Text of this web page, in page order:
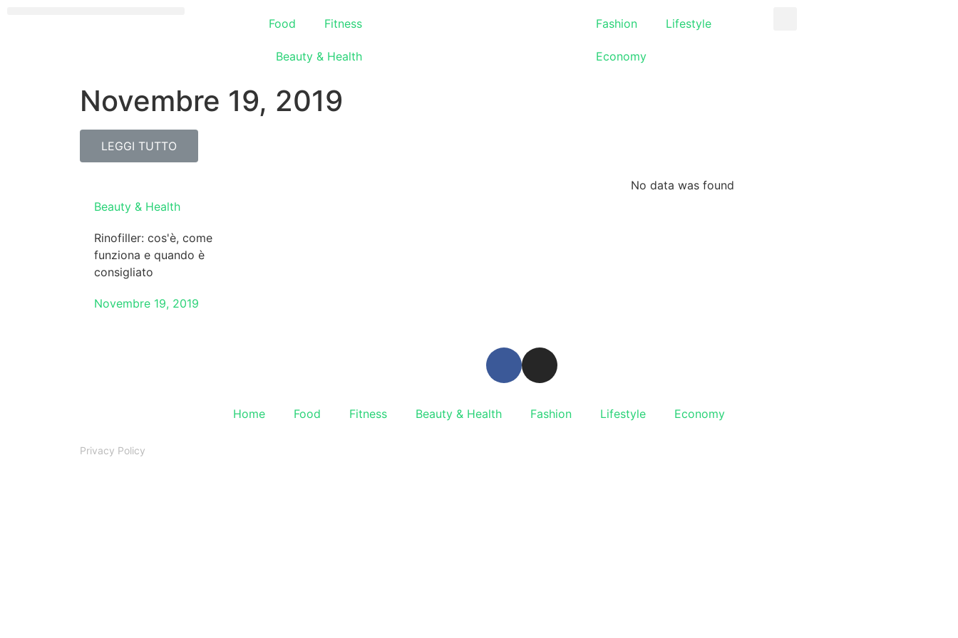
Food Fitness
Beauty & Health
Fashion Lifestyle
Economy
Novembre 19, 2019
LEGGI TUTTO
Beauty & Health
Rinofiller: cos'è, come
funziona e quando è
consigliato
Novembre 19, 2019
No data was found
Home Food Fitness Beauty & Health Fashion Lifestyle Economy
Privacy Policy